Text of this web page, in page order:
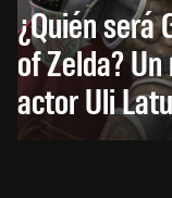
¿Quién será
of Zelda?
actor Uli